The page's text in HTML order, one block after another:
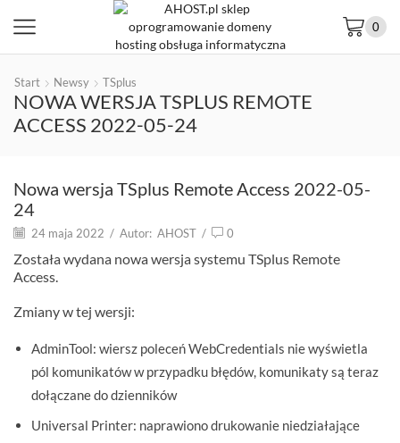
0
Start Newsy TSplus
NOWA WERSJA TSPLUS REMOTE
ACCESS 2022-05-24
Nowa wersja TSplus Remote Access 2022-05-
24
24 maja 2022 / Autor: AHOST / 0
Została wydana nowa wersja systemu TSplus Remote
Access.
Zmiany w tej wersji:
AdminTool: wiersz poleceń WebCredentials nie wyświetla
pól komunikatów w przypadku błędów, komunikaty są teraz
dołączane do dzienników
Universal Printer: naprawiono drukowanie niedziałające